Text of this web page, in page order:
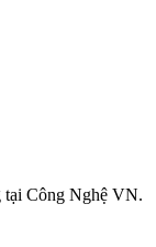
tại Công Nghệ VN.